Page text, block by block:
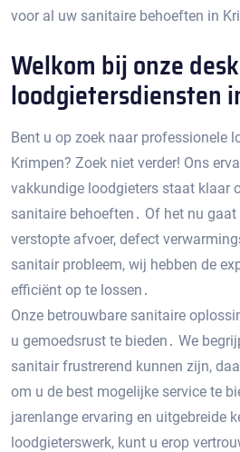
voor al uw sanitaire behoeften in
Welkom bij onze
loodgietersdiensten
Bent u op zoek naar professionele
Krimpen?​ Zoek niet verder! Ons
vakkundige loodgieters staat klaar
sanitaire behoeften․ Of het nu
verstopte afvoer, defect
sanitair probleem, wij hebben de
efficiënt op te lossen․
Onze betrouwbare sanitaire
u gemoedsrust te bieden․ We
sanitair frustrerend kunnen zijn,
om u de best mogelijke service te
jarenlange ervaring en uitgebreide
loodgieterswerk, kunt u erop